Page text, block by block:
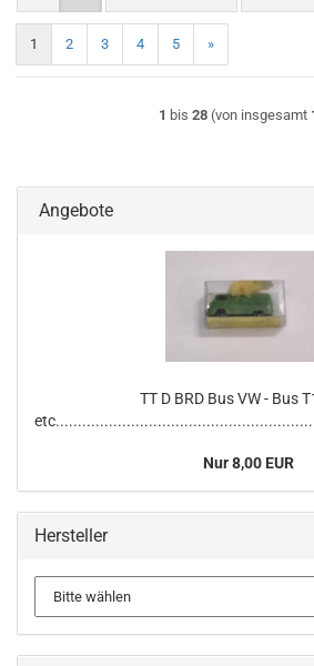
1 2 3 4 5 »
1 bis 28(von insgesamt
Angebote
TT D BRD Bus VW - Bus
Nur 8,00 EUR
Hersteller